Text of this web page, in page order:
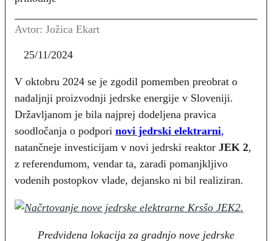
Avtor: Jožica Ekart
25/11/2024
V oktobru 2024 se je zgodil pomemben preobrat o
nadaljnji proizvodnji jedrske energije v Sloveniji.
Državljanom je bila najprej dodeljena pravica
soodločanja o podpori novi jedrski elektrarni,
natančneje investicijam v novi jedrski reaktor JEK 2,
z referendumom, vendar ta, zaradi pomanjkljivo
vodenih postopkov vlade, dejansko ni bil realiziran.
Predvidena lokacija za gradnjo nove jedrske